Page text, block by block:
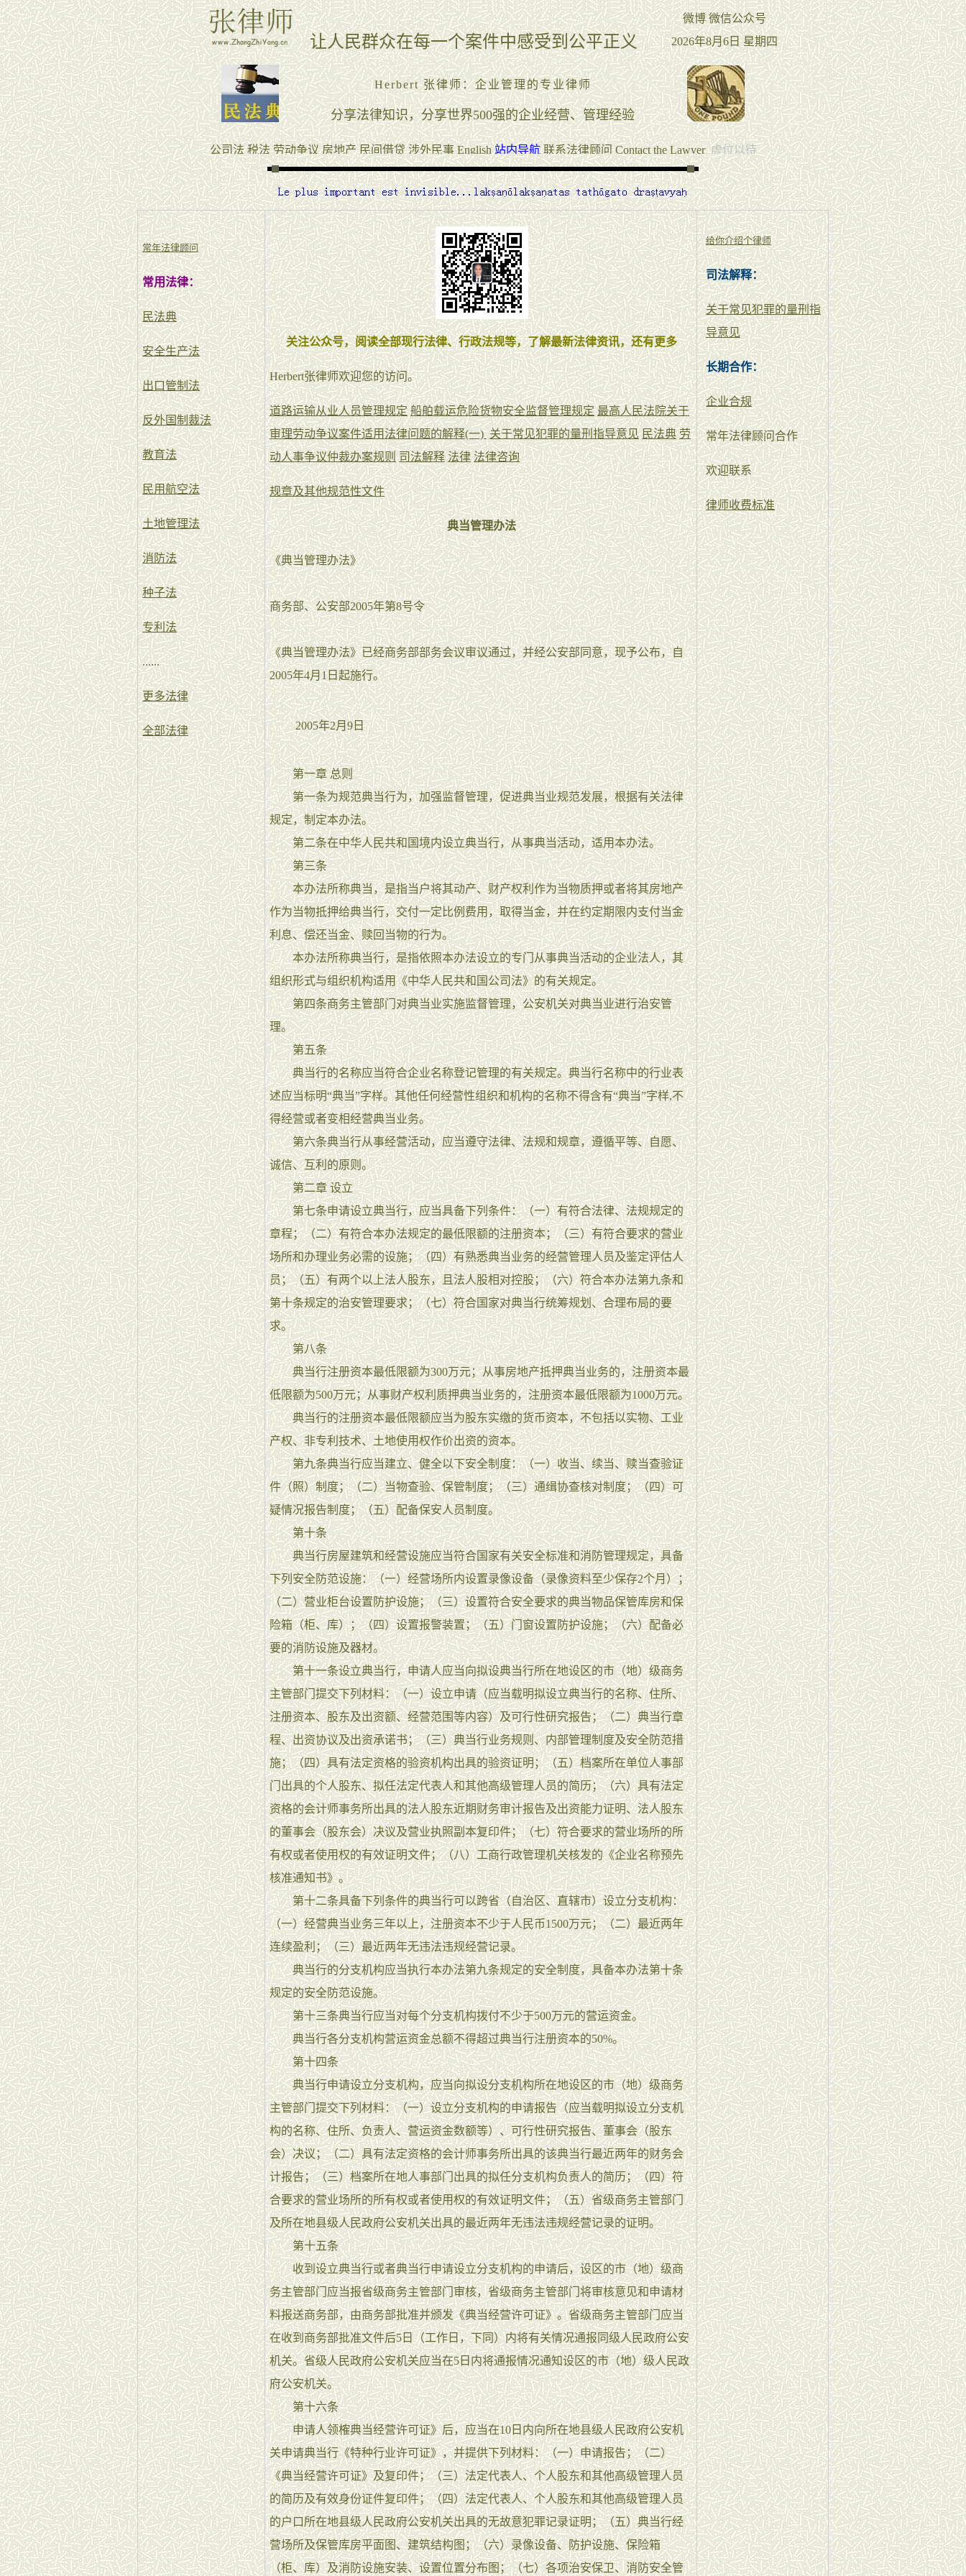
常年法律顾问
常用法律：
民法典
安全生产法
出口管制法
反外国制裁法
教育法
民用航空法
土地管理法
消防法
种子法
专利法
......
更多法律
全部法律
关注公众号，阅读全部现行法律、行政法规等，了解最新法律资讯，还有更多
Herbert张律师欢迎您的访问。
道路运输从业人员管理规定 船舶载运危险货物安全监督管理规定 最高人民法院关于
审理劳动争议案件适用法律问题的解释(一) 关于常见犯罪的量刑指导意见 民法典 劳
动人事争议仲裁办案规则 司法解释 法律 法律咨询
规章及其他规范性文件
典当管理办法
《典当管理办法》
商务部、公安部2005年第8号令
《典当管理办法》已经商务部部务会议审议通过，并经公安部同意，现予公布，自
2005年4月1日起施行。
2005年2月9日
第一章 总则
第一条为规范典当行为，加强监督管理，促进典当业规范发展，根据有关法律
规定，制定本办法。
第二条在中华人民共和国境内设立典当行，从事典当活动，适用本办法。
第三条
本办法所称典当，是指当户将其动产、财产权利作为当物质押或者将其房地产
作为当物抵押给典当行，交付一定比例费用，取得当金，并在约定期限内支付当金
利息、偿还当金、赎回当物的行为。
本办法所称典当行，是指依照本办法设立的专门从事典当活动的企业法人，其
组织形式与组织机构适用《中华人民共和国公司法》的有关规定。
第四条商务主管部门对典当业实施监督管理，公安机关对典当业进行治安管
理。
第五条
典当行的名称应当符合企业名称登记管理的有关规定。典当行名称中的行业表
述应当标明“典当”字样。其他任何经营性组织和机构的名称不得含有“典当”字样,不
得经营或者变相经营典当业务。
第六条典当行从事经营活动，应当遵守法律、法规和规章，遵循平等、自愿、
诚信、互利的原则。
第二章 设立
第七条申请设立典当行，应当具备下列条件：（一）有符合法律、法规规定的
章程；（二）有符合本办法规定的最低限额的注册资本；（三）有符合要求的营业
场所和办理业务必需的设施；（四）有熟悉典当业务的经营管理人员及鉴定评估人
员；（五）有两个以上法人股东，且法人股相对控股；（六）符合本办法第九条和
第十条规定的治安管理要求；（七）符合国家对典当行统筹规划、合理布局的要
求。
第八条
典当行注册资本最低限额为300万元；从事房地产抵押典当业务的，注册资本最
低限额为500万元；从事财产权利质押典当业务的，注册资本最低限额为1000万元。
典当行的注册资本最低限额应当为股东实缴的货币资本，不包括以实物、工业
产权、非专利技术、土地使用权作价出资的资本。
第九条典当行应当建立、健全以下安全制度：（一）收当、续当、赎当查验证
件（照）制度；（二）当物查验、保管制度；（三）通缉协查核对制度；（四）可
疑情况报告制度；（五）配备保安人员制度。
第十条
典当行房屋建筑和经营设施应当符合国家有关安全标准和消防管理规定，具备
下列安全防范设施：（一）经营场所内设置录像设备（录像资料至少保存2个月）；
（二）营业柜台设置防护设施；（三）设置符合安全要求的典当物品保管库房和保
险箱（柜、库）；（四）设置报警装置；（五）门窗设置防护设施；（六）配备必
要的消防设施及器材。
第十一条设立典当行，申请人应当向拟设典当行所在地设区的市（地）级商务
主管部门提交下列材料：（一）设立申请（应当载明拟设立典当行的名称、住所、
注册资本、股东及出资额、经营范围等内容）及可行性研究报告；（二）典当行章
程、出资协议及出资承诺书；（三）典当行业务规则、内部管理制度及安全防范措
施；（四）具有法定资格的验资机构出具的验资证明；（五）档案所在单位人事部
门出具的个人股东、拟任法定代表人和其他高级管理人员的简历；（六）具有法定
资格的会计师事务所出具的法人股东近期财务审计报告及出资能力证明、法人股东
的董事会（股东会）决议及营业执照副本复印件；（七）符合要求的营业场所的所
有权或者使用权的有效证明文件；（八）工商行政管理机关核发的《企业名称预先
核准通知书》。
第十二条具备下列条件的典当行可以跨省（自治区、直辖市）设立分支机构：
（一）经营典当业务三年以上，注册资本不少于人民币1500万元；（二）最近两年
连续盈利；（三）最近两年无违法违规经营记录。
典当行的分支机构应当执行本办法第九条规定的安全制度，具备本办法第十条
规定的安全防范设施。
第十三条典当行应当对每个分支机构拨付不少于500万元的营运资金。
典当行各分支机构营运资金总额不得超过典当行注册资本的50%。
第十四条
典当行申请设立分支机构，应当向拟设分支机构所在地设区的市（地）级商务
主管部门提交下列材料：（一）设立分支机构的申请报告（应当载明拟设立分支机
构的名称、住所、负责人、营运资金数额等）、可行性研究报告、董事会（股东
会）决议；（二）具有法定资格的会计师事务所出具的该典当行最近两年的财务会
计报告；（三）档案所在地人事部门出具的拟任分支机构负责人的简历；（四）符
合要求的营业场所的所有权或者使用权的有效证明文件；（五）省级商务主管部门
及所在地县级人民政府公安机关出具的最近两年无违法违规经营记录的证明。
第十五条
收到设立典当行或者典当行申请设立分支机构的申请后，设区的市（地）级商
务主管部门应当报省级商务主管部门审核，省级商务主管部门将审核意见和申请材
料报送商务部，由商务部批准并颁发《典当经营许可证》。省级商务主管部门应当
在收到商务部批准文件后5日（工作日，下同）内将有关情况通报同级人民政府公安
机关。省级人民政府公安机关应当在5日内将通报情况通知设区的市（地）级人民政
府公安机关。
第十六条
申请人领榷典当经营许可证》后，应当在10日内向所在地县级人民政府公安机
关申请典当行《特种行业许可证》，并提供下列材料：（一）申请报告；（二）
《典当经营许可证》及复印件；（三）法定代表人、个人股东和其他高级管理人员
的简历及有效身份证件复印件；（四）法定代表人、个人股东和其他高级管理人员
的户口所在地县级人民政府公安机关出具的无故意犯罪记录证明；（五）典当行经
营场所及保管库房平面图、建筑结构图；（六）录像设备、防护设施、保险箱
（柜、库）及消防设施安装、设置位置分布图；（七）各项治安保卫、消防安全管
给你介绍个律师
司法解释：
关于常见犯罪的量刑指
导意见
长期合作：
企业合规
常年法律顾问合作
欢迎联系
律师收费标准